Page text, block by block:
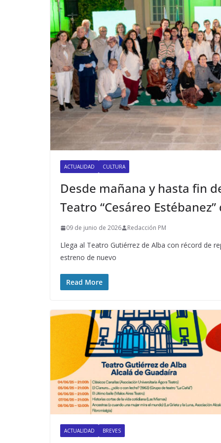
ACTUALIDAD CULTURA
Desde mañana y hasta fin
Teatro “Cesáreo
09 de junio de 2026 Redacción PM
Llega al Teatro Gutiérrez de Alba con récord de
estreno de nuevo
Read More
ACTUALIDAD BREVES